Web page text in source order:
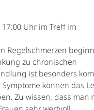
Uhr im Treff im
zu chronischen
ist besonders
können das
Zu wissen, dass man